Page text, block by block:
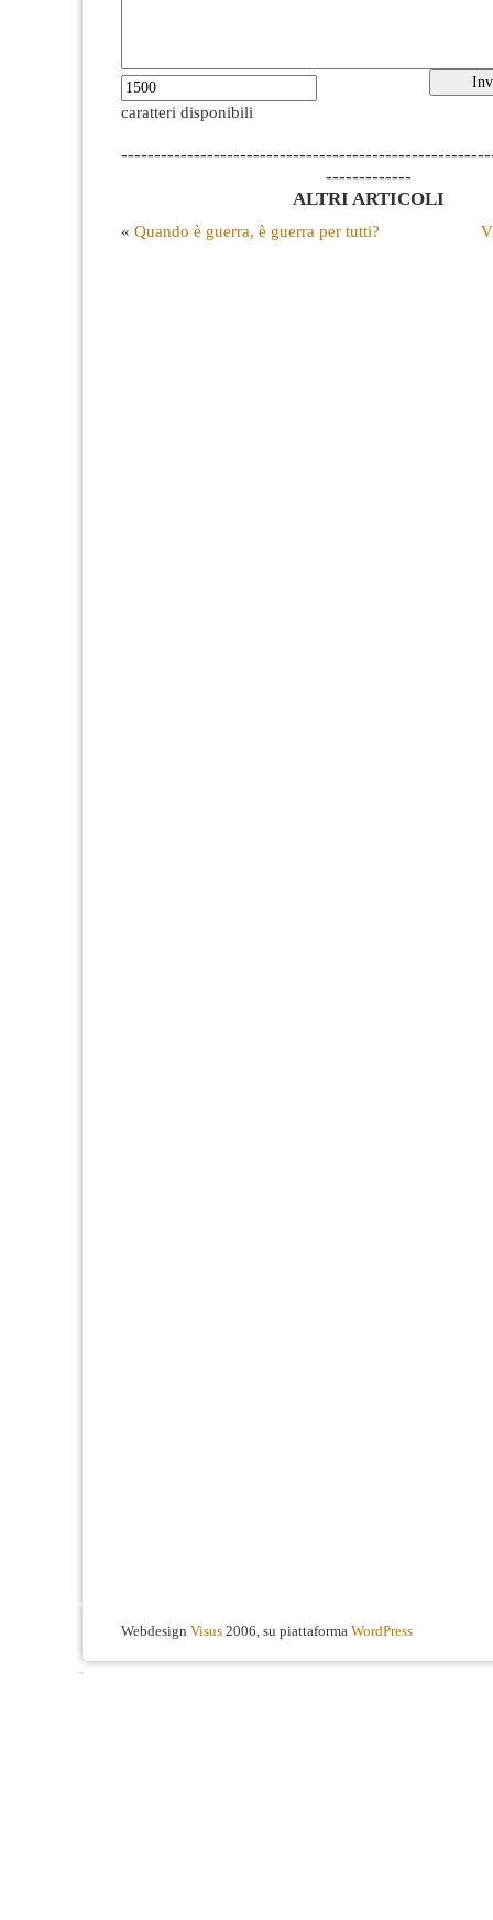
caratteri disponibili
-------------
ALTRI ARTICOLI
« Quando è guerra, è guerra per tutti?
Webdesign Visus 2006, su piattaforma WordPress